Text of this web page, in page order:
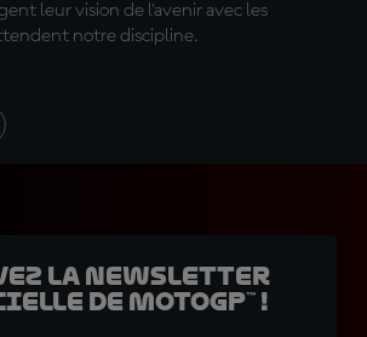
leur vision de l'avenir avec les
notre discipline.
la Newsletter
de MotoGP™ !